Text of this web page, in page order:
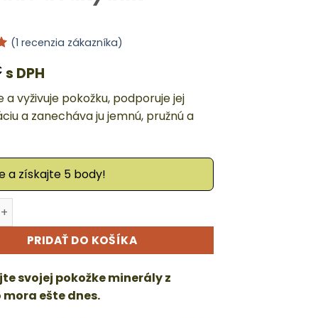
(1 recenzia zákazníka)
s DPH
a vyživuje pokožku, podporuje jej
a zanecháva ju jemnú, pružnú a
a získajte 5 body!
BIO SPA – Telový krém Avokádo a rakytník
PRIDAŤ DO KOŠÍKA
svojej pokožke minerály z
ešte dnes.